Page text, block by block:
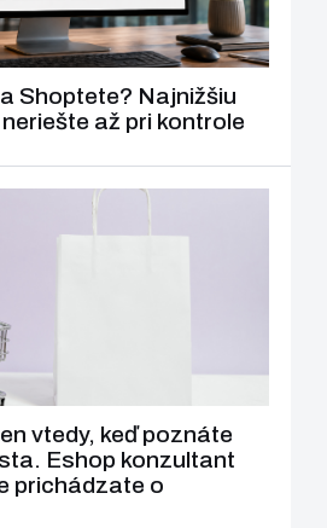
Shoptete? Najnižšiu
až pri kontrole
vtedy, keď poznáte
Eshop konzultant
prichádzate o